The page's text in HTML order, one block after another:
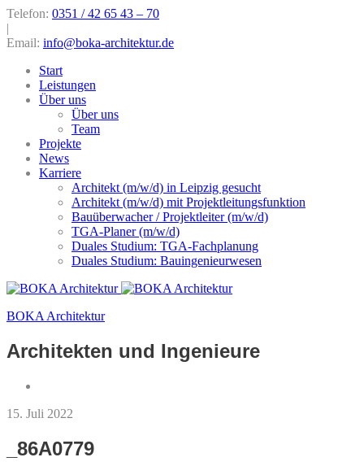
Telefon: 0351 / 42 65 43 – 70
|
Email: info@boka-architektur.de
Start
Leistungen
Über uns
Über uns
Team
Projekte
News
Karriere
Architekt (m/w/d) in Leipzig gesucht
Architekt (m/w/d) mit Projektleitungsfunktion
Bauüberwacher / Projektleiter (m/w/d)
TGA-Planer (m/w/d)
Duales Studium: TGA-Fachplanung
Duales Studium: Bauingenieurwesen
BOKA Architektur
Architekten und Ingenieure
15. Juli 2022
_86A0779